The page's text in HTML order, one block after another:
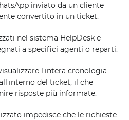
inviato da un cliente
convertito in un ticket.
nel sistema HelpDesk e
a specifici agenti o reparti.
l'intera cronologia
del ticket, il che
risposte più informate.
impedisce che le richieste